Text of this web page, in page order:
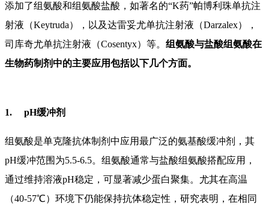
添加了组氨酸和组氨酸盐酸，如著名的“K药”帕博利珠单抗注
射液（Keytruda），以及达雷妥尤单抗注射液（Darzalex），
司库奇尤单抗注射液（Cosentyx）等。 组氨酸与盐酸组氨酸在
生物药制剂中的主要应用包括以下几个方面。
1. pH缓冲剂
组氨酸是单克隆抗体制剂中应用最广泛的氨基酸缓冲剂，其
pH缓冲范围为5.5-6.5。组氨酸通常与盐酸组氨酸搭配应用，
通过维持溶液pH稳定，可显著减少蛋白聚集。尤其在高温
（40-57℃）环境下仍能保持抗体稳定性，研究表明，在相同